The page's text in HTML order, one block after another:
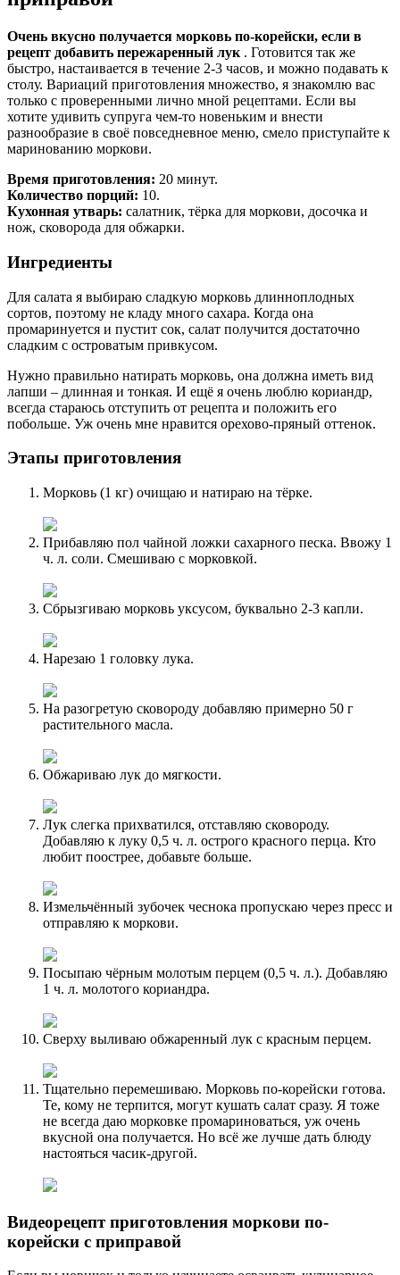
Очень вкусно получается морковь по-корейски, если в
рецепт добавить пережаренный лук . Готовится так же
быстро, настаивается в течение 2-3 часов, и можно подавать к
столу. Вариаций приготовления множество, я знакомлю вас
только с проверенными лично мной рецептами. Если вы
хотите удивить супруга чем-то новеньким и внести
разнообразие в своё повседневное меню, смело приступайте к
маринованию моркови.
Время приготовления: 20 минут.
Количество порций: 10.
Кухонная утварь: салатник, тёрка для моркови, досочка и
нож, сковорода для обжарки.
Ингредиенты
Для салата я выбираю сладкую морковь длинноплодных
сортов, поэтому не кладу много сахара. Когда она
промаринуется и пустит сок, салат получится достаточно
сладким с островатым привкусом.
Нужно правильно натирать морковь, она должна иметь вид
лапши – длинная и тонкая. И ещё я очень люблю кориандр,
всегда стараюсь отступить от рецепта и положить его
побольше. Уж очень мне нравится орехово-пряный оттенок.
Этапы приготовления
Морковь (1 кг) очищаю и натираю на тёрке.
Прибавляю пол чайной ложки сахарного песка. Ввожу 1
ч. л. соли. Смешиваю с морковкой.
Сбрызгиваю морковь уксусом, буквально 2-3 капли.
Нарезаю 1 головку лука.
На разогретую сковороду добавляю примерно 50 г
растительного масла.
Обжариваю лук до мягкости.
Лук слегка прихватился, отставляю сковороду.
Добавляю к луку 0,5 ч. л. острого красного перца. Кто
любит поострее, добавьте больше.
Измельчённый зубочек чеснока пропускаю через пресс и
отправляю к моркови.
Посыпаю чёрным молотым перцем (0,5 ч. л.). Добавляю
1 ч. л. молотого кориандра.
Сверху выливаю обжаренный лук с красным перцем.
Тщательно перемешиваю. Морковь по-корейски готова.
Те, кому не терпится, могут кушать салат сразу. Я тоже
не всегда даю морковке промариноваться, уж очень
вкусной она получается. Но всё же лучше дать блюду
настояться часик-другой.
Видеорецепт приготовления моркови по-
корейски с приправой